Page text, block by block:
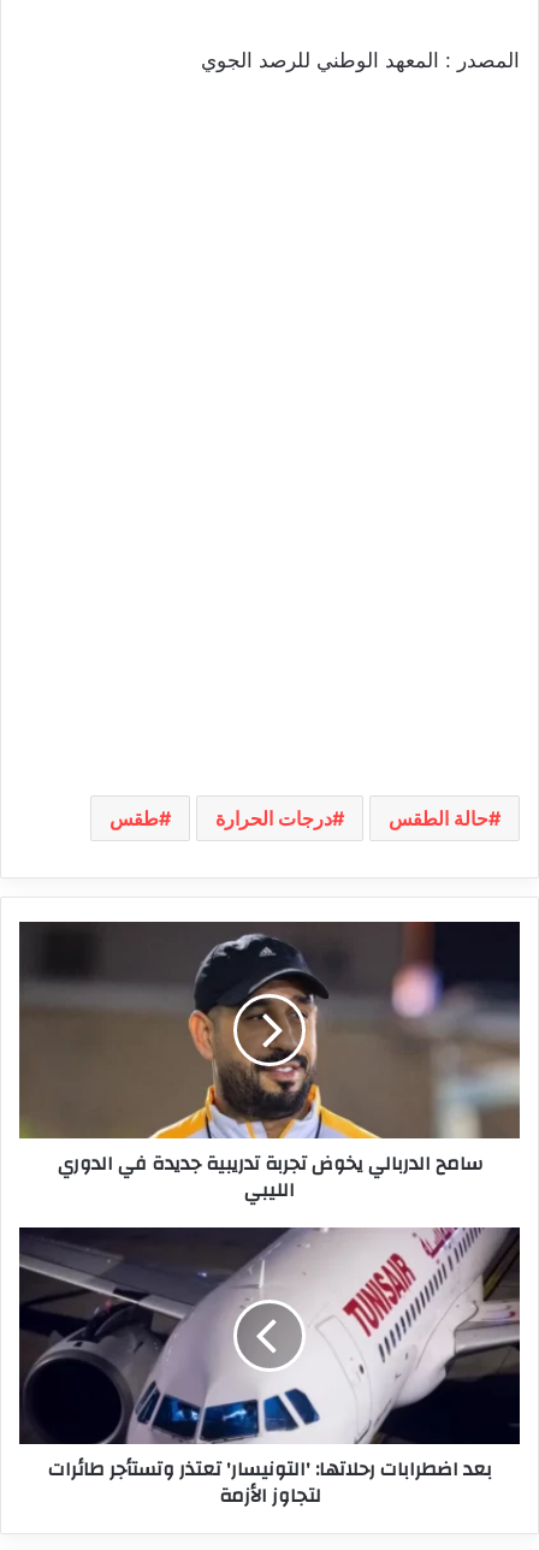
المصدر : المعهد الوطني للرصد الجوي
حالة الطقس درجات الحرارة طقس
يخوض
تجربة
تدريبية
جديدة
الدوري
الليبي
سامح الدربالي يخوض تجربة تدريبية جديدة في الدوري
الليبي
بعد
اضطرابات
رحلاتها:
'التونيسار'
تعتذر
وتستأجر
الأزمة
بعد اضطرابات رحلاتها: 'التونيسار' تعتذر وتستأجر طائرات
لتجاوز الأزمة